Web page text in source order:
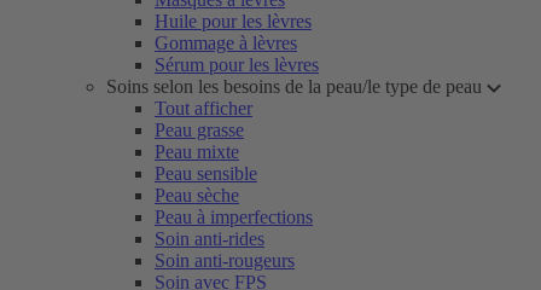
Huile pour les lèvres
Gommage à lèvres
Sérum pour les lèvres
Soins selon les besoins de la peau/le type de peau
Tout afficher
Peau grasse
Peau mixte
Peau sensible
Peau sèche
Peau à imperfections
Soin anti-rides
Soin anti-rougeurs
Soin avec FPS